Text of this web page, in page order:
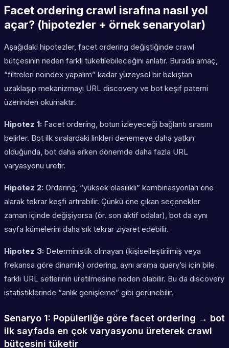
Facet ordering crawl israfına nasıl yol
açar? (hipotezler + örnek senaryolar)
Aşağıdaki hipotezler, facet ordering değiştiğinde crawl
bütçesinin neden farklı tüketilebileceğini anlatır. Burada amaç,
“filtreleri noindex yapalım” kadar yüzeysel bir bakıştan
uzaklaşıp mekanizmayı URL discovery ve bot keşif paterni
üzerinden okumaktır.
Hipotez 1: Facet ordering, botun izleyeceği bağlantı sırasını
belirler. Bot ilk sıralardaki linkleri denemeye daha yatkın
olduğunda, bot daha erken dönemde daha fazla URL
varyasyonu üretir.
Hipotez 2: Ordering, “yüksek olasılıklı” kombinasyonları öne
alarak tekrar keşfi artırabilir. Çünkü öne çıkan seçenekler
zaman içinde değişiyorsa (ör. son aktif odalar), bot da aynı
sayfa kümelerini daha sık tekrar ziyaret edebilir.
Hipotez 3: Deterministik olmayan (kişiselleştirilmiş veya
frekansa göre dinamik) ordering, aynı arama query’si için bile
farklı URL setlerinin üretilmesine neden olabilir. Bu da discovery
istatistiklerinde “anlık genişleme” gibi görünebilir.
Senaryo 1: Popülerliğe göre facet ordering → bot
ilk sayfada en çok varyasyonu üreterek crawl
bütçesini tüketir